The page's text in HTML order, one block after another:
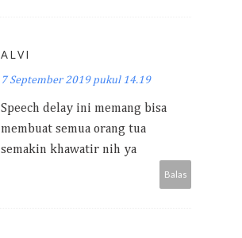
ALVI
7 September 2019 pukul 14.19
Speech delay ini memang bisa
membuat semua orang tua
semakin khawatir nih ya
Balas